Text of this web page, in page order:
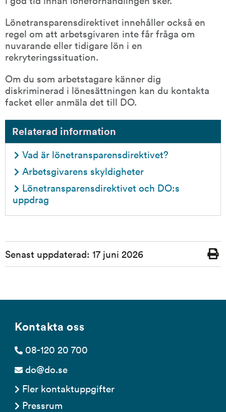
Lönetransparensdirektivet innehåller också en
regel om att arbetsgivaren inte får fråga om
nuvarande eller tidigare lön i en
rekryteringssituation.
Om du som arbetstagare känner dig
diskriminerad i lönesättningen kan du kontakta
facket eller anmäla det till DO.
Relaterad information
Vad är lönetransparensdirektivet?
Arbetsgivarens skyldigheter
Lönetransparensdirektivet och DO:s
uppdrag
Sidinformation
Senast uppdaterad: 17 juni 2026
Skriv
ut
Kontakta oss
08-120 20 700
do@do.se
Fler kontaktuppgifter
Pressrum